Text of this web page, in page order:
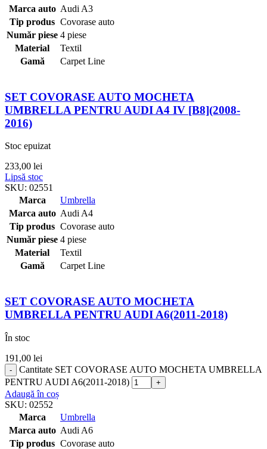
Marca auto Audi A3
Tip produs Covorase auto
Număr piese 4 piese
Material
Textil
Gamă
Carpet Line
SET COVORASE AUTO MOCHETA
UMBRELLA PENTRU AUDI A4 IV [B8](2008-
2016)
Stoc epuizat
233,00 lei
Lipsă stoc
SKU: 02551
Marca
Umbrella
Marca auto Audi A4
Tip produs Covorase auto
Număr piese 4 piese
Material
Textil
Gamă
Carpet Line
SET COVORASE AUTO MOCHETA
UMBRELLA PENTRU AUDI A6(2011-2018)
În stoc
191,00 lei
Cantitate SET COVORASE AUTO MOCHETA UMBRELLA
PENTRU AUDI A6(2011-2018)
Adaugă în coș
SKU: 02552
Marca
Umbrella
Marca auto Audi A6
Tip produs Covorase auto